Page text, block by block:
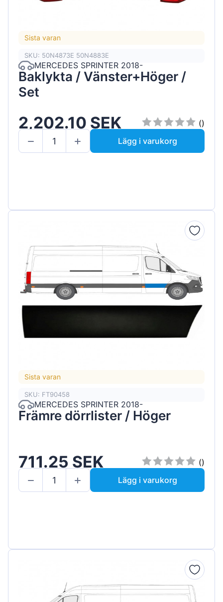
Sista varan
SKU: 50N4873E 50N4883E
MERCEDES SPRINTER 2018-
Baklykta / Vänster+Höger /
Set
2,202.10 SEK
()
Lägg i varukorg
Sista varan
SKU: FT90458
MERCEDES SPRINTER 2018-
Främre dörrlister / Höger
711.25 SEK
()
Lägg i varukorg